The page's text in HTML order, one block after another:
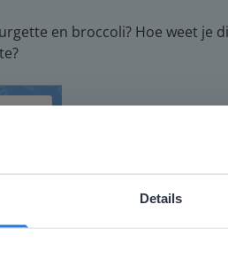
Details
en broccoli? Hoe weet je
komt niet
denken we dat je misschien